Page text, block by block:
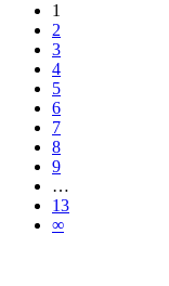
1
2
3
4
5
6
7
8
9
…
13
∞